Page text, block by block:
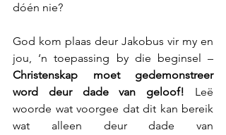
dóén nie?
God kom plaas deur Jakobus vir my en
Christenskap moet gedemonstreer
word deur dade van geloof! Leë
woorde wat voorgee dat dit kan bereik
wat alleen deur dade van